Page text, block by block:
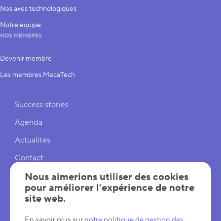
Nos axes technologiques
Notre équipe
NOS MEMBRES
Devenir membre
Les membres MecaTech
Liens rapides
Success stories
Agenda
Actualités
Contact
Cookies
Réglages cookies
Nous aimerions utiliser des cookies
pour améliorer l’expérience de notre
site web.